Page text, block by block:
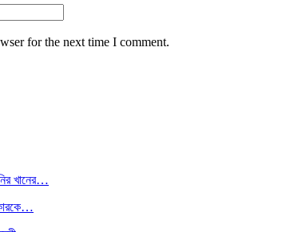
for the next time I comment.
খানের…